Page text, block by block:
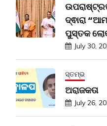
ଦ୍ଵାରା
ପୁସ୍ତକ
July 30,
ସ୍ତମ୍ଭ
ଅରାଜକତା
July 26,